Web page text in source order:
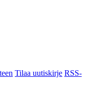
Tilaa uutiskirje RSS-